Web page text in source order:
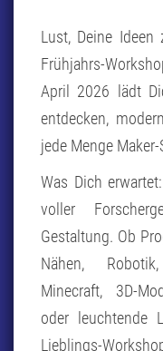
Lust, Deine
Frühjahrs-
April 2026 lädt
entdecken,
jede Menge
Was Dich
voller
Gestaltung. Ob
Nähen, Robotik,
Minecraft, 3D-
oder leuchtende
Lieblings-